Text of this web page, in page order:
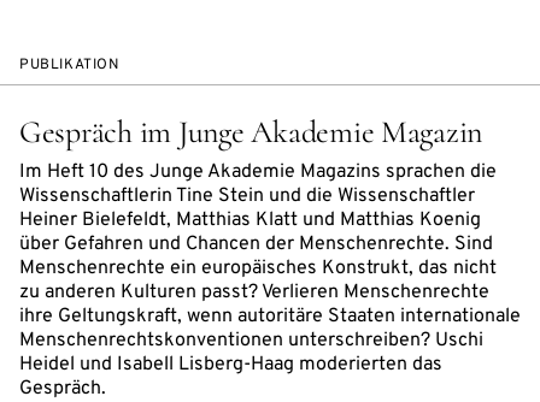
PUBLIKATION
Gespräch im Junge Akademie Magazin
Im Heft 10 des Junge Akademie Magazins sprachen die
Wissenschaftlerin Tine Stein und die Wissenschaftler
Heiner Bielefeldt, Matthias Klatt und Matthias Koenig
über Gefahren und Chancen der Menschenrechte. Sind
Menschenrechte ein europäisches Konstrukt, das nicht
zu anderen Kulturen passt? Verlieren Menschenrechte
ihre Geltungskraft, wenn autoritäre Staaten internationale
Menschenrechtskonventionen unterschreiben? Uschi
Heidel und Isabell Lisberg-Haag moderierten das
Gespräch.